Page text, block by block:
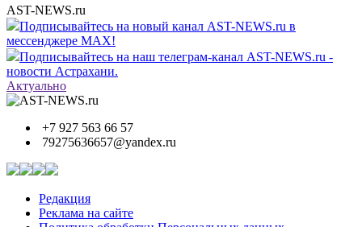
AST-NEWS.ru
Подписывайтесь на новый канал AST-NEWS.ru в
мессенджере MAX!
Подписывайтесь на наш телеграм-канал AST-NEWS.ru -
новости Астрахани.
Актуально
+7 927 563 66 57
79275636657@yandex.ru
Редакция
Реклама на сайте